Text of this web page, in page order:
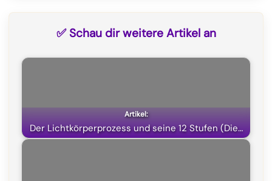
o
k
a
m
p
p
T
t
e
✅ Schau dir weitere Artikel an
Der Lichtkörperprozess und seine 12 Stufen (Die…